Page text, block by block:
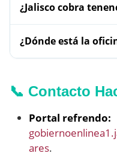
¿Jalisco cobra
¿Dónde está la
📞 Contacto
Portal refrendo:
ares.